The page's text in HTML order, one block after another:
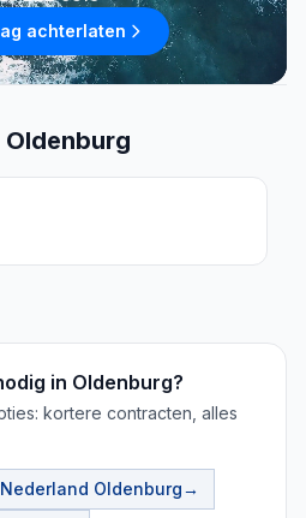
achterlaten
in Oldenburg?
kortere contracten, alles
Oldenburg→